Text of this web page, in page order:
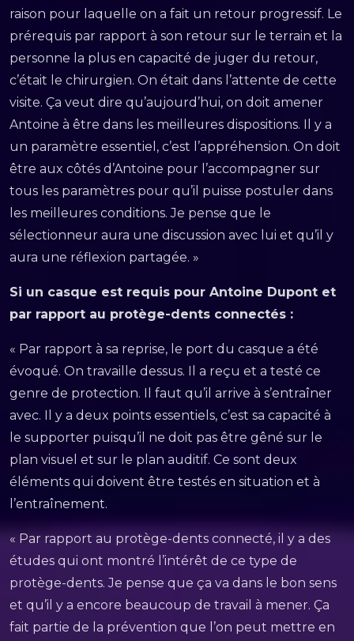
raison pour laquelle on a fait un retour progressif. Le
prérequis par rapport à son retour sur le terrain et la
personne la plus en capacité de juger du retour,
c’était le chirurgien. On était dans l’attente de cette
visite. Ça veut dire qu’aujourd’hui, on doit amener
Antoine à être dans les meilleures dispositions. Il y a
un paramètre essentiel, c’est l’appréhension. On doit
être aux côtés d’Antoine pour l’accompagner sur
tous les paramètres pour qu’il puisse postuler dans
les meilleures conditions. Je pense que le
sélectionneur aura une discussion avec lui et qu’il y
aura une réflexion partagée. »
Si un casque est requis pour Antoine Dupont et
par rapport au protège-dents connectés :
« Par rapport à sa reprise, le port du casque a été
évoqué. On travaille dessus. Il a reçu et a testé ce
genre de protection. Il faut qu’il arrive à s’entraîner
avec. Il y a deux points essentiels, c’est sa capacité à
le supporter puisqu’il ne doit pas être gêné sur le
plan visuel et sur le plan auditif. Ce sont deux
éléments qui doivent être testés en situation et à
l’entraînement.
« Par rapport au protège-dents connecté, il y a des
études qui ont montré l’intérêt de ce type de
protège-dents. Je pense que ça va dans le bon sens
et qu’il y a encore beaucoup de travail à mener. Ça
fait partie de la prévention que l’on peut mettre en